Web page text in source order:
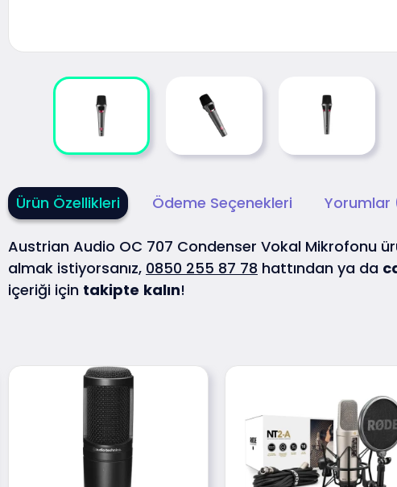
Ürün Özellikleri Ödeme Seçenekleri Yorumlar
Austrian Audio OC 707 Condenser Vokal Mikrofonu
almak istiyorsanız, 0850 255 87 78 hattından ya da
içeriği için takipte kalın!